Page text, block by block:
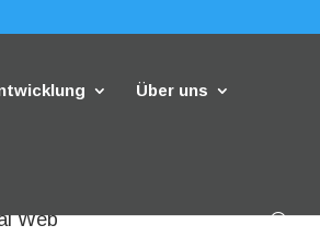
Über uns
Web